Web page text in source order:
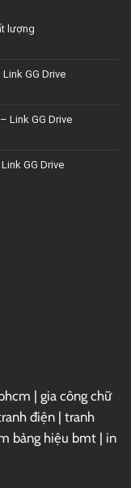
lượng
GG Drive
Link GG Drive
GG Drive
| gia công chữ
điện | tranh
bảng hiệu bmt | in